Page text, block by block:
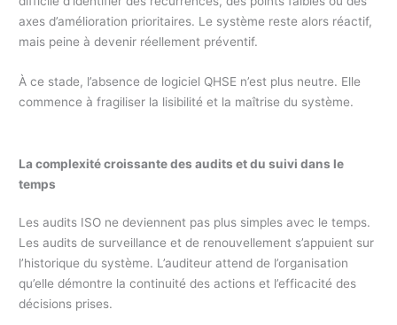
axes d’amélioration prioritaires. Le système reste alors réactif,
mais peine à devenir réellement préventif.
À ce stade, l’absence de logiciel QHSE n’est plus neutre. Elle
commence à fragiliser la lisibilité et la maîtrise du système.
La complexité croissante des audits et du suivi dans le
temps
Les audits ISO ne deviennent pas plus simples avec le temps.
Les audits de surveillance et de renouvellement s’appuient sur
l’historique du système. L’auditeur attend de l’organisation
qu’elle démontre la continuité des actions et l’efficacité des
décisions prises.